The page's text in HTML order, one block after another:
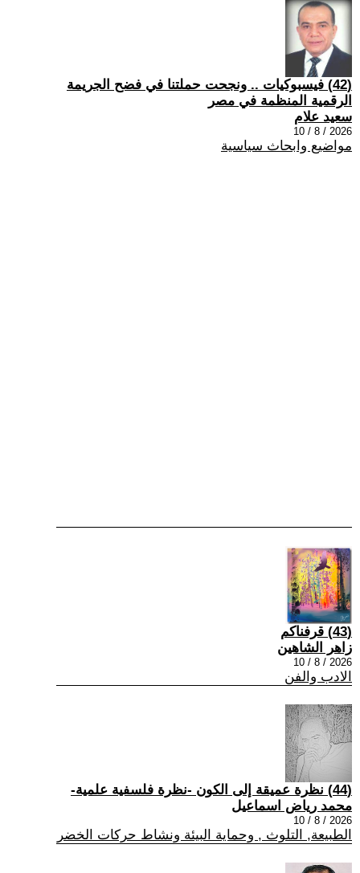
(42) فيسبوكيات .. ونجحت حملتنا في فضح الجريمة
الرقمية المنظمة في مصر
سعيد علام
2026 / 8 / 10
مواضيع وابحاث سياسية
(43) قرفناكم
زاهر الشاهين
2026 / 8 / 10
الادب والفن
(44) نظرة عميقة إلى الكون -نظرة فلسفية علمية-
محمد رياض اسماعيل
2026 / 8 / 10
الطبيعة, التلوث , وحماية البيئة ونشاط حركات الخضر